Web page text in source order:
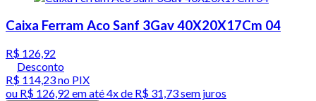
Caixa Ferram Aco Sanf 3Gav 40X20X17Cm 04
R$ 126,92
Desconto
R$ 114,23no PIX
ou R$ 126,92 em até4x de R$ 31,73 sem juros